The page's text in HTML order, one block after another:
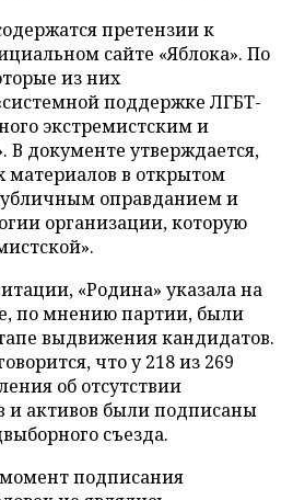
претензии к
сайте «Яблока». По
из них
поддержке ЛГБТ-
экстремистским и
документе утверждается,
материалов в открытом
оправданием и
организации, которую
«Родина» указала на
по мнению партии, были
выдвижения кандидатов.
что у 218 из 269
об отсутствии
и активов были подписаны
съезда.
подписания